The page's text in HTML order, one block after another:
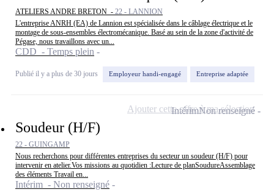
ATELIERS ANDRE BRETON - 22 - LANNION
L'entreprise ANRH (EA) de Lannion est spécialisée dans le câblage électrique et le
montage de sous-ensembles électromécanique. Basé au sein de la zone d'activité de
Pégase, nous travaillons avec un...
CDD - Temps plein
Publié il y a plus de 30 jours Employeur handi-engagé Entreprise adaptée
Soudeur (H/F)
22 - GUINGAMP
Nous recherchons pour différentes entreprises du secteur un soudeur (H/F) pour
intervenir en atelier.Vos missions au quotidien :Lecture de planSoudureAssemblage
des éléments Travail en...
Intérim - Non renseigné
IntérimNon renseigné
Ajouter cette offre à ma sélection